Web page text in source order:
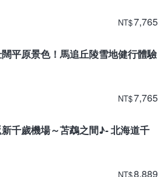
NT$7,765
平原景色！馬追丘陵雪地健行體驗
NT$7,765
千歲機場～苫鵡之間♪- 北海道千
NT$8,889